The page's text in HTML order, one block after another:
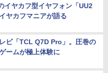
イヤカフ型イヤフォン「UU2
ヤカフマニアが語る
ビ「TCL Q7D Pro」。圧巻の
ームが極上体験に